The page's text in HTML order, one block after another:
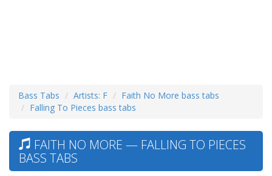
Bass Tabs Artists: F
Faith No More bass tabs
Falling To Pieces bass tabs
FAITH NO MORE — FALLING TO PIECES
BASS TABS